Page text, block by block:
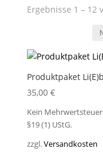
Ergebnisse 1 – 12
Produktpaket
35,00 €
Kein
§19 (1) UStG.
zzgl.Versandkosten